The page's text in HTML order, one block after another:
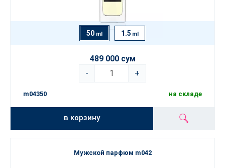
50 ml 1.5 ml
489 000 сум
-
+
m04350 на складе
в корзину
Мужской парфюм m042